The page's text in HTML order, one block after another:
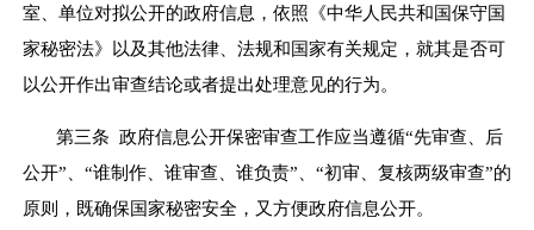
室 、单位对拟公开的政府信息，依照《中华人民共和国保守国
家秘密法》以及其他法律、法规和国家有关规定，就其是否可
以公开作出审查结论或者提出处理意见的行为。
第三条 政府信息公开保密审查工作应当遵循“先审查、后
公开”、“谁制作、谁审查、谁负责”、“初审、复核两级审查”的
原则，既确保国家秘密安全，又方便政府信息公开。